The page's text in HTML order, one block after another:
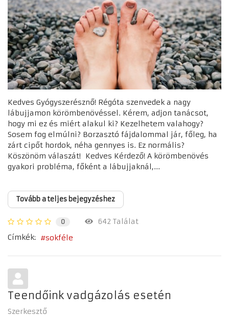
Kedves Gyógyszerésznő! Régóta szenvedek a nagy
lábujjamon körömbenövéssel. Kérem, adjon tanácsot,
hogy mi ez és miért alakul ki? Kezelhetem valahogy?
Sosem fog elmúlni? Borzasztó fájdalommal jár, főleg, ha
zárt cipőt hordok, néha gennyes is. Ez normális?
Köszönöm válaszát! Kedves Kérdező! A körömbenövés
gyakori probléma, főként a lábujjaknál,...
Tovább a teljes bejegyzéshez
0
642 Találat
Címkék:
sokféle
Teendőink vadgázolás esetén
Szerkesztő